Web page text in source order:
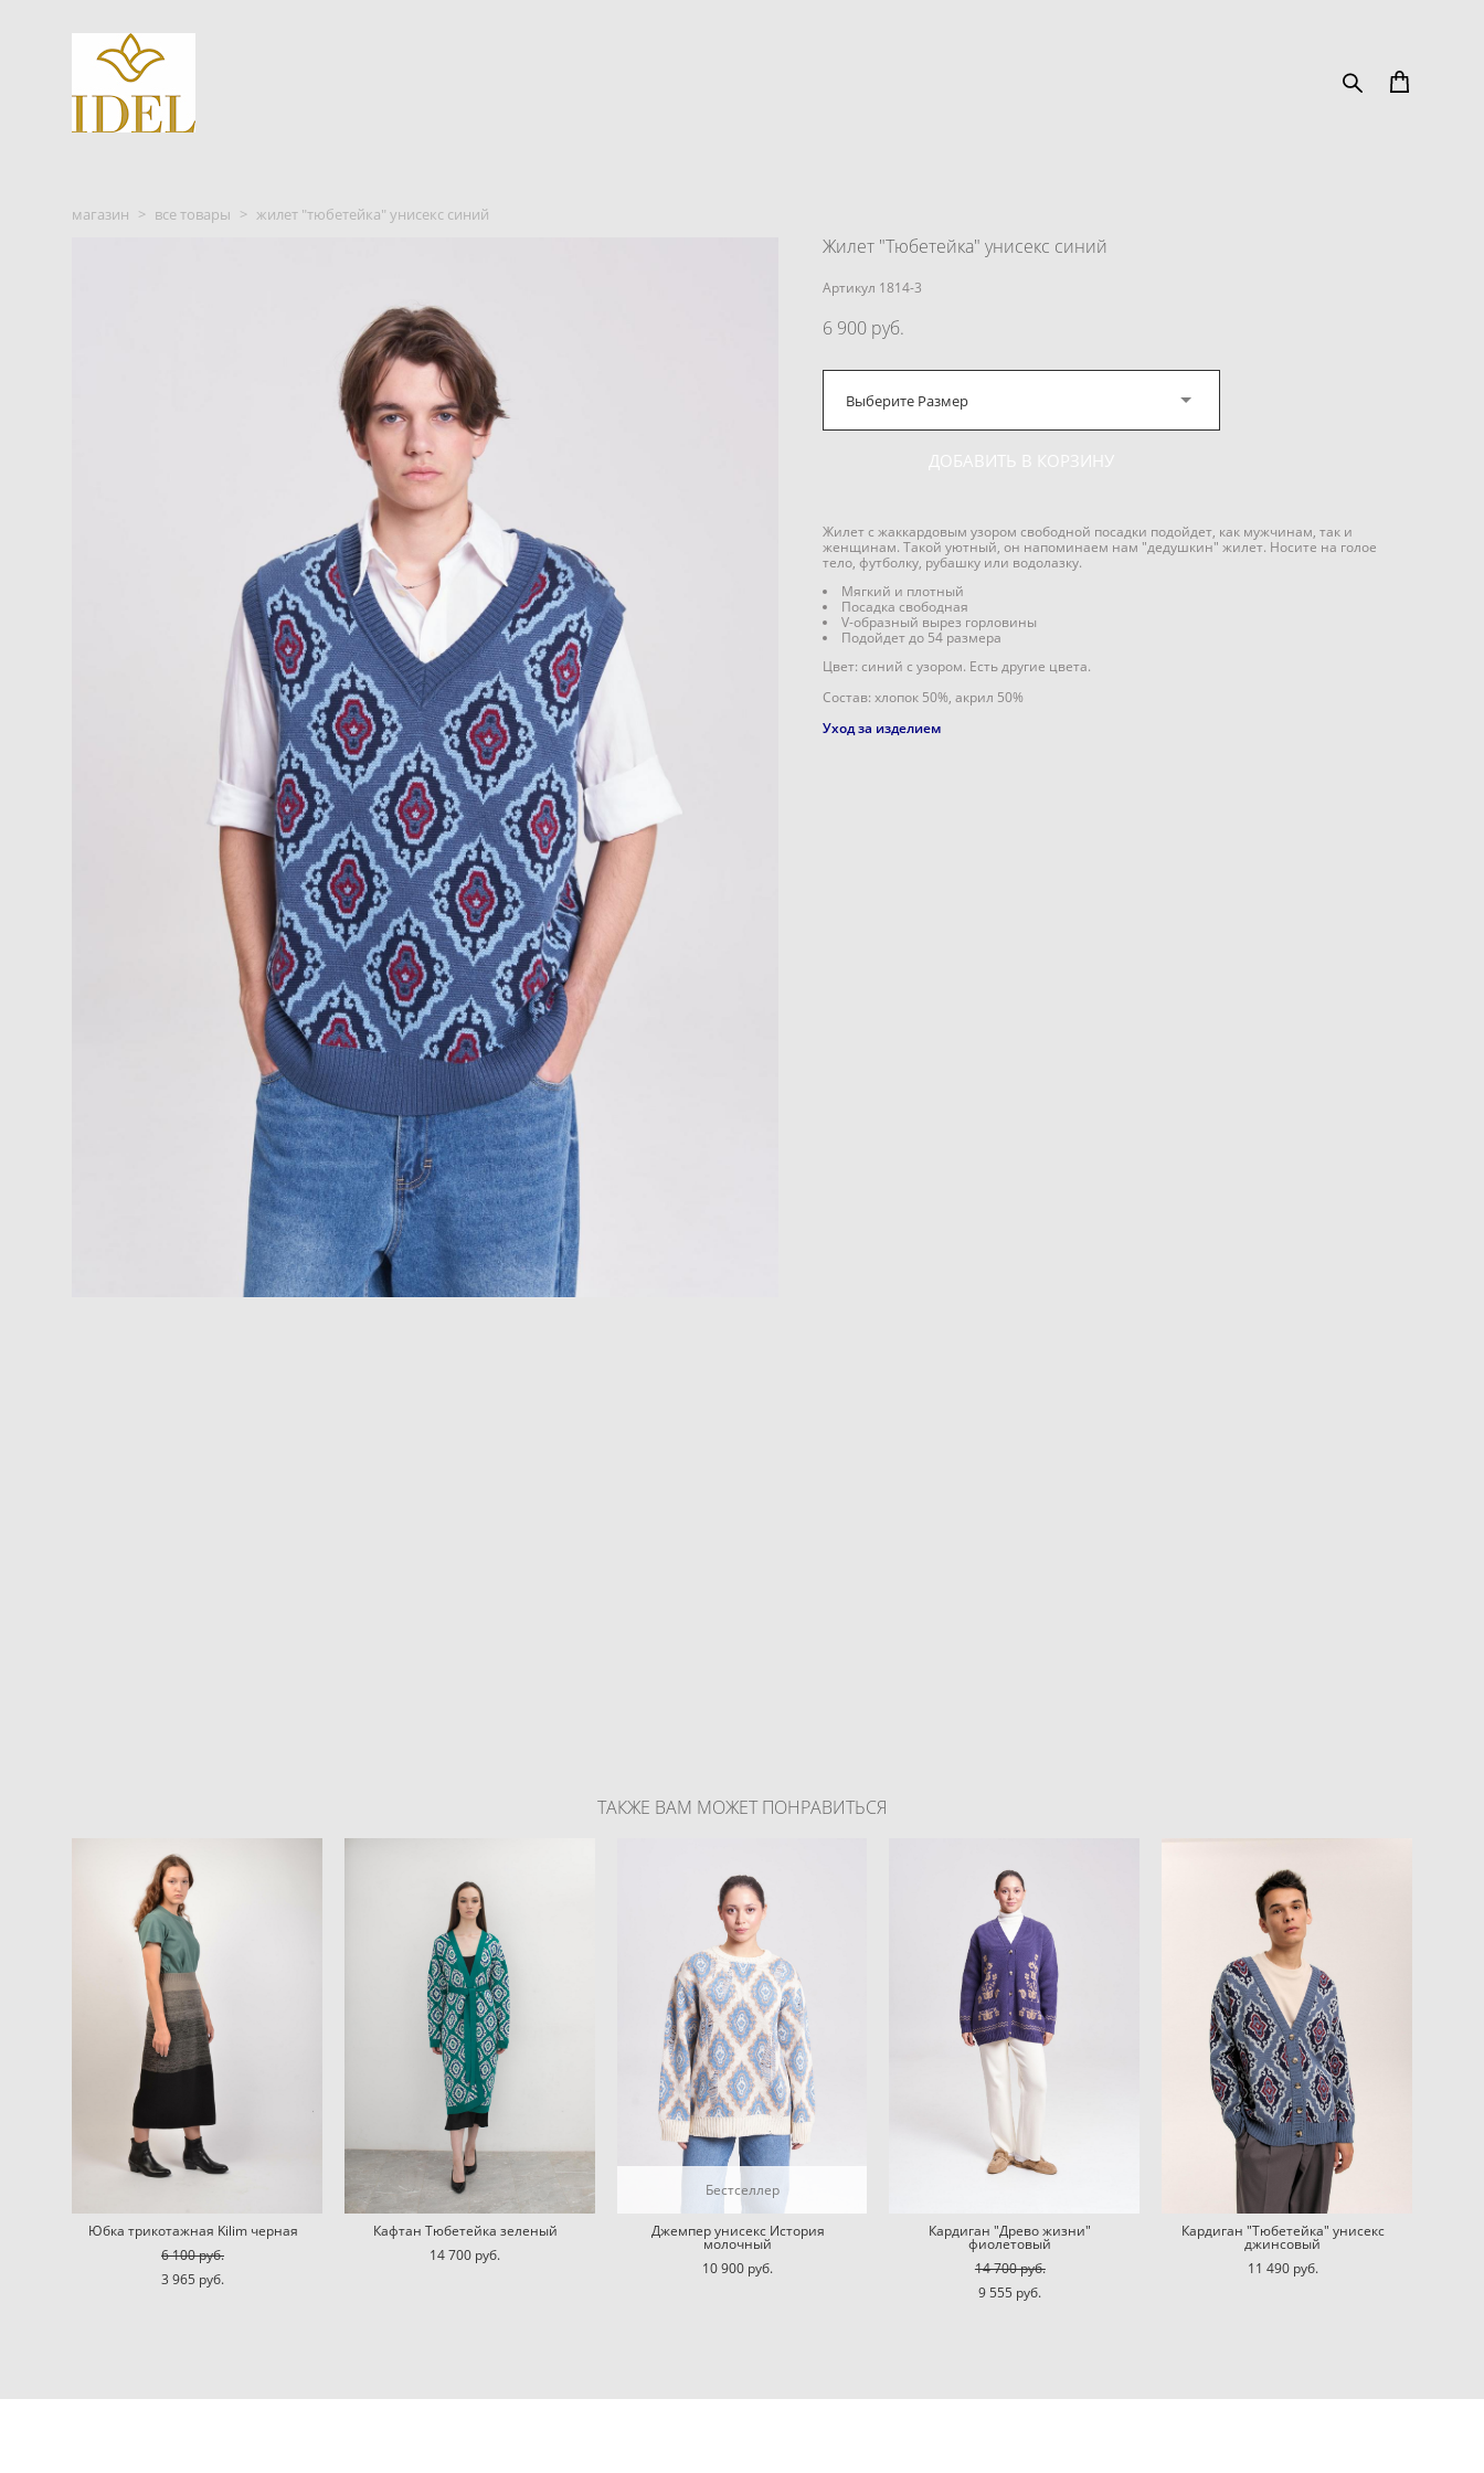
магазин > все товары > жилет "тюбетейка" унисекс синий
Жилет "Тюбетейка" унисекс синий
Артикул 1814-3
6 900 pуб.
Выберите Размер
ДОБАВИТЬ В КОРЗИНУ
Жилет с жаккардовым узором свободной посадки подойдет, как мужчинам, так и
женщинам. Такой уютный, он напоминаем нам "дедушкин" жилет. Носите на голое
тело, футболку, рубашку или водолазку.
Мягкий и плотный
Посадка свободная
V-образный вырез горловины
Подойдет до 54 размера
Цвет: синий с узором. Есть другие цвета.
Состав: хлопок 50%, акрил 50%
Уход за изделием
ТАКЖЕ ВАМ МОЖЕТ ПОНРАВИТЬСЯ
Юбка трикотажная Kilim черная
6 100 pуб.
3 965 pуб.
Кафтан Тюбетейка зеленый
14 700 pуб.
Бестселлер
Джемпер унисекс История
молочный
10 900 pуб.
Кардиган "Древо жизни"
фиолетовый
14 700 pуб.
9 555 pуб.
Кардиган "Тюбетейка" унисекс
джинсовый
11 490 pуб.